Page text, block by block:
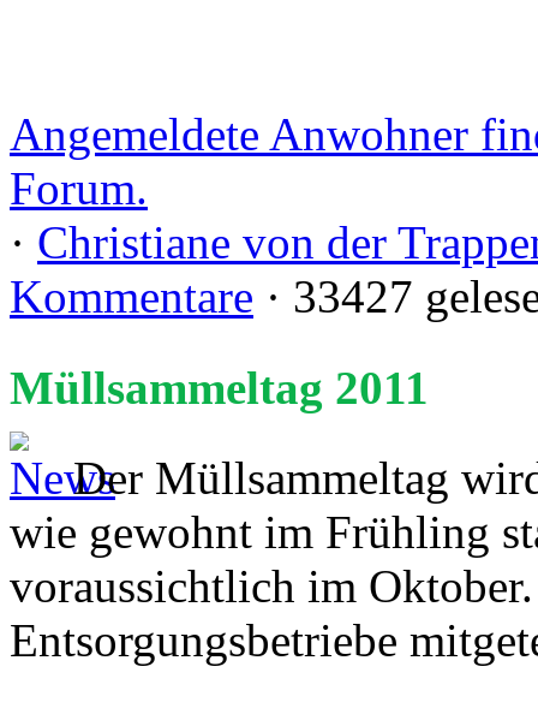
Angemeldete Anwohner
Forum.
· Christiane von der
Kommentare · 33427
Müllsammeltag 2011
Der Müllsammeltag
wie gewohnt im Frühling
voraussichtlich im
Entsorgungsbetriebe